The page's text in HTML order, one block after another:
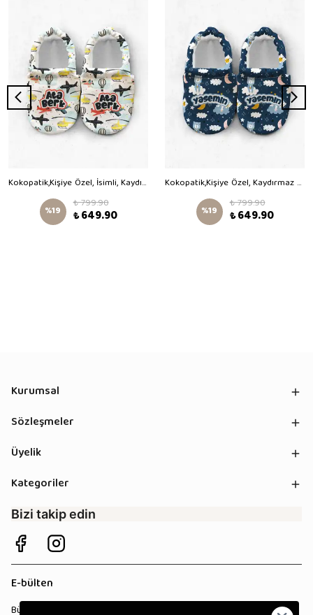
Kokopatik,Kişiye Özel, İsimli, Kaydırmaz Taban,Ev Kreş Patiği,Unisex Bebek Patiği,Pamuklu Yenidoğan Patik,Uçan Taşıtlar Desenli Patik
%19 ₺ 799.90
₺ 649.90
Kokopatik,Kişiye Özel, Kaydırmaz Taban,Organik Pamuk Astarlı Ev Patiği,İlk Adım Ayakkabısı,İyi Geceler Desenli Patik
%19 ₺ 799.90
₺ 649.90
Kurumsal
Sözleşmeler
Üyelik
Kategoriler
Bizi takip edin
E-bülten
Bültenimize kaydolun, tüm kampanyalardan anında haberdar olun!